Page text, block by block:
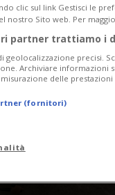
clic sul link Gestisci le
nostro Sito web. Per
partner trattiamo i
geolocalizzazione precisi.
Archiviare informazioni
delle
(fornitori)